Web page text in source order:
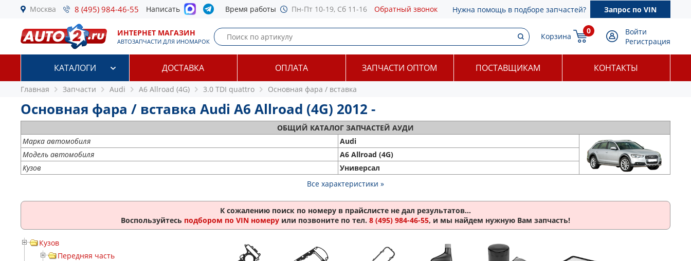
Москва 8 (495) 984-46-55 Написать Время работы Пн-Пт 10-19, Сб 11-16 Обратный звонок Нужна помощь в подборе запчастей? Запрос по VIN
ИНТЕРНЕТ МАГАЗИН
АВТОЗАПЧАСТИ ДЛЯ ИНОМАРОК
Корзина
0
Войти
Регистрация
КАТАЛОГИ ДОСТАВКА ОПЛАТА ЗАПЧАСТИ ОПТОМ ПОСТАВЩИКАМ КОНТАКТЫ
Главная Запчасти Audi A6 Allroad (4G) 3.0 TDI quattro Основная фара / вставка
Основная фара / вставка Audi A6 Allroad (4G) 2012 -
ОБЩИЙ КАТАЛОГ ЗАПЧАСТЕЙ АУДИ
Марка автомобиля
Audi
Модель автомобиля
A6 Allroad (4G)
Кузов
Универсал
Все характеристики »
К сожалению поиск по номеру в прайслисте не дал результатов...
Воспользуйтесь подбором по VIN номеру или позвоните по тел. 8 (495) 984-46-55, и мы найдем нужную Вам запчасть!
Кузов
Передняя часть